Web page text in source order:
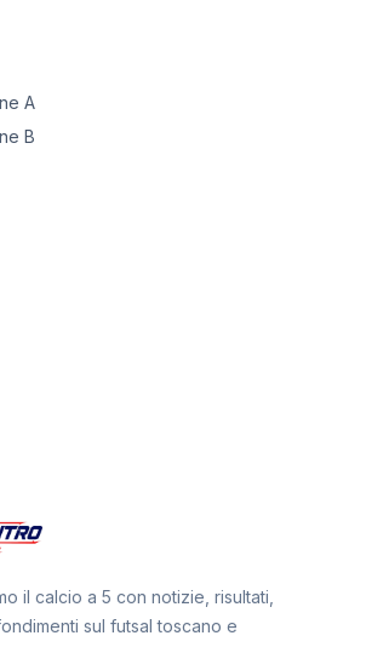
A
B
il calcio a 5 con notizie, risultati,
sul futsal toscano e